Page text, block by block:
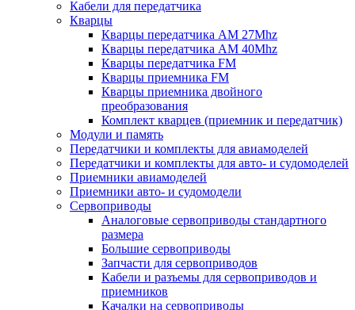
Кабели для передатчика
Кварцы
Кварцы передатчика AM 27Mhz
Кварцы передатчика AM 40Mhz
Кварцы передатчика FM
Кварцы приемника FM
Кварцы приемника двойного
преобразования
Комплект кварцев (приемник и передатчик)
Модули и память
Передатчики и комплекты для авиамоделей
Передатчики и комплекты для авто- и судомоделей
Приемники авиамоделей
Приемники авто- и судомодели
Сервоприводы
Аналоговые сервоприводы стандартного
размера
Большие сервоприводы
Запчасти для сервоприводов
Кабели и разъемы для сервоприводов и
приемников
Качалки на сервоприводы